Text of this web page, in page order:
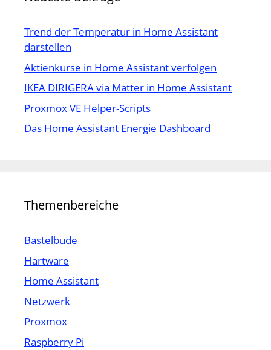
Trend der Temperatur in Home Assistant
darstellen
Aktienkurse in Home Assistant verfolgen
IKEA DIRIGERA via Matter in Home Assistant
Proxmox VE Helper-Scripts
Das Home Assistant Energie Dashboard
Themenbereiche
Bastelbude
Hartware
Home Assistant
Netzwerk
Proxmox
Raspberry Pi